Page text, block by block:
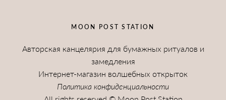
MOON POST STATION
Авторская канцелярия для бумажных ритуалов и
замедления
Интернет-магазин волшебных открыток
Политика конфиденциальности